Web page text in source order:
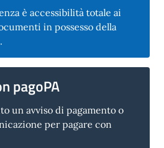
è accessibilità totale ai
in possesso della
pagoPA
un avviso di pagamento o
per pagare con